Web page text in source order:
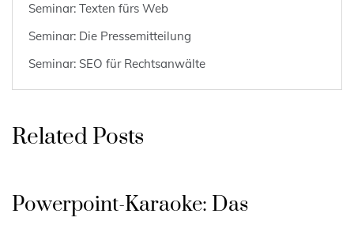
Seminar: Texten fürs Web
Seminar: Die Pressemitteilung
Seminar: SEO für Rechtsanwälte
Related Posts
Powerpoint-Karaoke: Das